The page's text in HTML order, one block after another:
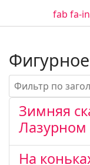
fab fa-
Фильтр по
Зимняя
Лазурном
На